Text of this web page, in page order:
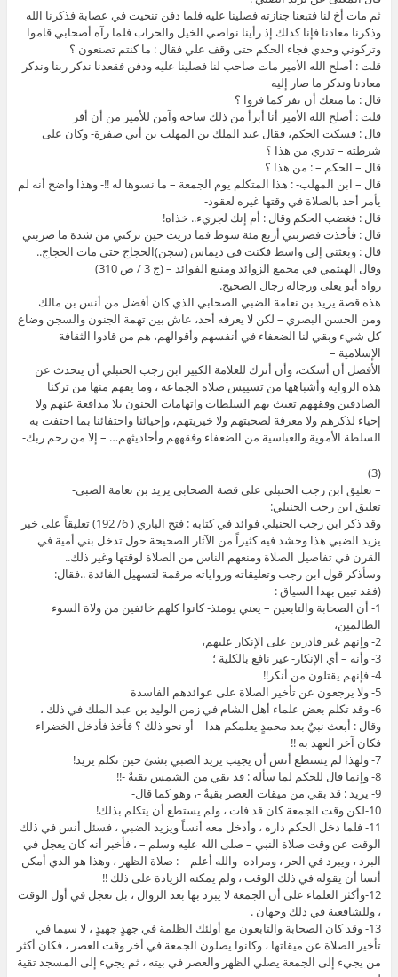
ثم مات أخ لنا فتبعنا جنازته فصلينا عليه فلما دفن تنحيت في عصابة فذكرنا الله
وذكرنا معادنا فإنا كذلك إذ رأينا نواصي الخيل والحراب فلما رآه أصحابي قاموا
وتركوني وحدي فجاء الحكم حتى وقف علي فقال : ما كنتم تصنعون ؟
قلت : أصلح الله الأمير مات صاحب لنا فصلينا عليه ودفن فقعدنا نذكر ربنا ونذكر
معادنا ونذكر ما صار إليه
قال : ما منعك أن تفر كما فروا ؟
قلت : أصلح الله الأمير أنا أبرأ من ذلك ساحة وآمن للأمير من أن أفر
قال : فسكت الحكم، فقال عبد الملك بن المهلب بن أبي صفرة- وكان على
شرطته – تدري من هذا ؟
قال – الحكم – : من هذا ؟
قال – ابن المهلب- : هذا المتكلم يوم الجمعة – ما نسوها له !!- وهذا واضح أنه لم
يأمر أحد بالصلاة في وقتها غيره لعقود-
قال : فغضب الحكم وقال : أم إنك لجريء.. خذاه!
قال : فأخذت فضربني أربع مئة سوط فما دريت حين تركني من شدة ما ضربني
قال : وبعثني إلى واسط فكنت في ديماس (سجن)الحجاج حتى مات الحجاج..
وقال الهيثمي في مجمع الزوائد ومنبع الفوائد – (ج 3 / ص 310)
رواه أبو يعلى ورجاله رجال الصحيح.
هذه قصة يزيد بن نعامة الضبي الصحابي الذي كان أفضل من أنس بن مالك
ومن الحسن البصري – لكن لا يعرفه أحد، عاش بين تهمة الجنون والسجن وضاع
كل شيء وبقي لنا الضعفاء في أنفسهم وأقوالهم، هم من قادوا الثقافة
الإسلامية –
الأفضل أن أسكت، وأن أترك للعلامة الكبير ابن رجب الحنبلي أن يتحدث عن
هذه الرواية وأشباهها من تسييس صلاة الجماعة ، وما يفهم منها من تركنا
الصادقين وفقههم تعبث بهم السلطات واتهامات الجنون بلا مدافعة عنهم ولا
إحياء لذكرهم ولا معرفة لصحبتهم ولا خيريتهم، وإحيائنا واحتفائنا بما احتفت به
السلطة الأموية والعباسية من الضعفاء وفقههم وأحاديثهم… – إلا من رحم ربك-
(3)
– تعليق ابن رجب الحنبلي على قصة الصحابي يزيد بن نعامة الضبي-
تعليق ابن رجب الحنبلي:
وقد ذكر ابن رجب الحنبلي فوائد في كتابه : فتح الباري ( 6/ 192) تعليقاً على خبر
يزيد الضبي هذا وحشد فيه كثيراً من الآثار الصحيحة حول تدخل بني أمية في
القرن في تفاصيل الصلاة ومنعهم الناس من الصلاة لوقتها وغير ذلك..
وسأذكر قول ابن رجب وتعليقاته ورواياته مرقمة لتسهيل الفائدة ..فقال:
(فقد تبين بهذا السياق :
1- أن الصحابة والتابعين – يعني يومئذ- كانوا كلهم خائفين من ولاة السوء
الظالمين،
2- وإنهم غير قادرين على الإنكار عليهم،
3- وأنه – أي الإنكار- غير نافع بالكلية ؛
4- فإنهم يقتلون من أنكر!!
5- ولا يرجعون عن تأخير الصلاة على عوائدهم الفاسدة
6- وقد تكلم بعض علماء أهل الشام في زمن الوليد بن عبد الملك في ذلك ،
وقال : أبعث نبيٌ بعد محمدٍ يعلمكم هذا – أو نحو ذلك ؟ فأخذ فأدخل الخضراء
فكان آخر العهد به !!
7- ولهذا لم يستطع أنس أن يجيب يزيد الضبي بشئ حين تكلم يزيد!
8- وإنما قال للحكم لما سأله : قد بقي من الشمس بقيةٌ -!!
9- يريد : قد بقي من ميقات العصر بقيةٌ -، وهو كما قال-
10-لكن وقت الجمعة كان قد فات ، ولم يستطع أن يتكلم بذلك!
11- فلما دخل الحكم داره ، وأدخل معه أنساً ويزيد الضبي ، فسئل أنس في ذلك
الوقت عن وقت صلاة النبي – صلى الله عليه وسلم – ، فأخبر أنه كان يعجل في
البرد ، ويبرد في الحر ، ومراده -والله أعلم – : صلاة الظهر ، وهذا هو الذي أمكن
أنسا أن يقوله في ذلك الوقت ، ولم يمكنه الزيادة على ذلك !!
12-وأكثر العلماء على أن الجمعة لا يبرد بها بعد الزوال ، بل تعجل في أول الوقت
، وللشافعية في ذلك وجهان .
13- وقد كان الصحابة والتابعون مع أولئك الظلمة في جهدٍ جهيدٍ ، لا سيما في
تأخير الصلاة عن ميقاتها ، وكانوا يصلون الجمعة في أخر وقت العصر ، فكان أكثر
من يجيء إلى الجمعة يصلي الظهر والعصر في بيته ، ثم يجيء إلى المسجد تقية